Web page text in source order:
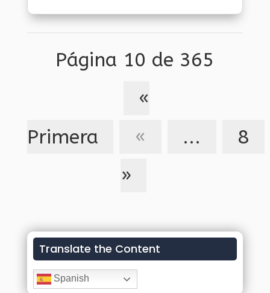
Página 10 de 365
«
Primera
« ...
8
»
Translate the Content
Spanish